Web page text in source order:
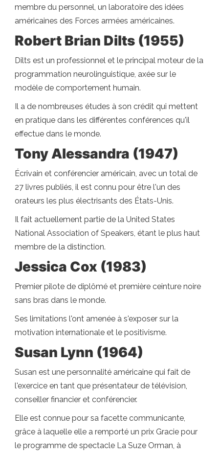
membre du personnel, un laboratoire des idées
américaines des Forces armées américaines.
Robert Brian Dilts (1955)
Dilts est un professionnel et le principal moteur de la
programmation neurolinguistique, axée sur le
modèle de comportement humain.
Il a de nombreuses études à son crédit qui mettent
en pratique dans les différentes conférences qu'il
effectue dans le monde.
Tony Alessandra (1947)
Écrivain et conférencier américain, avec un total de
27 livres publiés, il est connu pour être l'un des
orateurs les plus électrisants des États-Unis.
Il fait actuellement partie de la United States
National Association of Speakers, étant le plus haut
membre de la distinction.
Jessica Cox (1983)
Premier pilote de diplômé et première ceinture noire
sans bras dans le monde.
Ses limitations l'ont amenée à s'exposer sur la
motivation internationale et le positivisme.
Susan Lynn (1964)
Susan est une personnalité américaine qui fait de
l'exercice en tant que présentateur de télévision,
conseiller financier et conférencier.
Elle est connue pour sa facette communicante,
grâce à laquelle elle a remporté un prix Gracie pour
le programme de spectacle La Suze Orman, à